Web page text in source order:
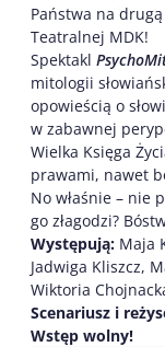
Państwa na
Teatralnej MDK!
Spektakl
mitologii
opowieścią o
w zabawnej
Wielka Księga
prawami, nawet
No właśnie – nie
go złagodzi?
Występują: Maja
Jadwiga Kliszcz,
Wiktoria
Scenariusz i
Wstęp wolny!